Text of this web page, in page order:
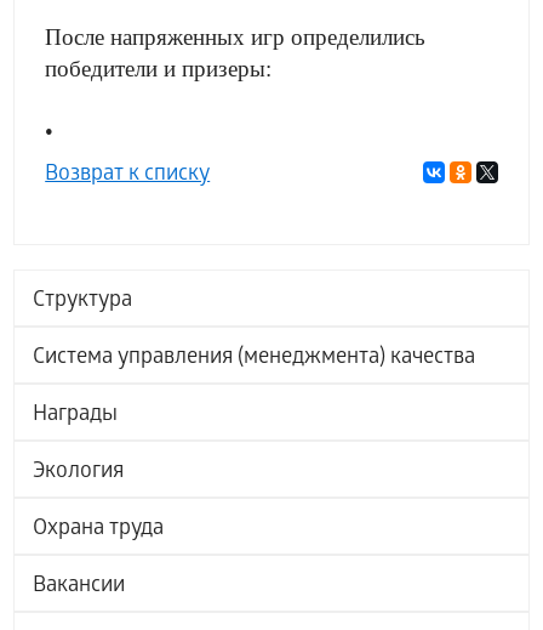
Структура
Система управления (менеджмента) качества
Награды
Экология
Охрана труда
Вакансии
После напряженных игр определились
победители и призеры:
•
Возврат к списку